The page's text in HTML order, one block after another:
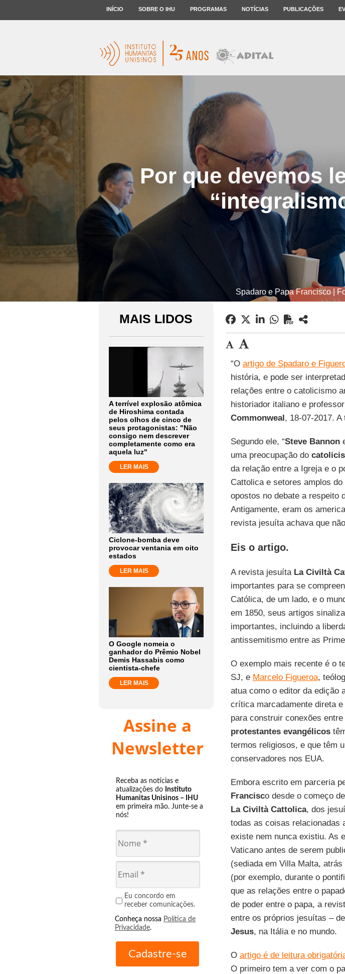
INÍCIO SOBRE O IHU PROGRAMAS NOTÍCIAS PUBLICAÇÕES
Por que devemos
Spadaro e Papa Francisco |
MAIS LIDOS
A terrível explosão atômica
de Hiroshima contada
pelos olhos de cinco de
seus protagonistas: "Não
consigo nem descrever
completamente como era
aquela luz"
LER MAIS
Ciclone-bomba deve
provocar ventania em oito
estados
LER MAIS
O Google nomeia o
ganhador do Prêmio Nobel
Demis Hassabis como
cientista-chefe
LER MAIS
Assine a
Newsletter
Receba as notícias e
atualizações do Instituto
Humanitas Unisinos – IHU
em primeira mão. Junte-se a
nós!
Eu concordo em
receber comunicações.
Conheça nossa Política de
Privacidade.
“O artigo de Spadaro e
história, e pode ser
relações entre o catolicismo
historiador italiano e
Commonweal, 18-07-2017.
Segundo ele, “Steve Bannon
uma preocupação do
da relação entre a Igreja e o
Cattolica e setores amplos
opostos no debate a respeito
Antigamente, eram os
revista jesuíta achava que
Eis o artigo.
A revista jesuíta La Civiltà
importantes para se
Católica, de um lado, e o
em 1850, seus artigos
importantes, incluindo a
antissemitismo entre as
O exemplo mais recente é o
SJ, e Marcelo Figueroa,
atua como o editor da edição
crítica marcadamente direta
para construir conexões entre
protestantes evangélicos
termos religiosos, e que têm
conservadores nos EUA.
Embora escrito em parceria
Francisco desde o começo
La Civiltà Cattolica, dos
todas as coisas relacionadas
existe nem nunca existiu. As
Vaticano antes de serem
(sediada em Villa Malta,
(por exemplo, durante o
que as relações entre o
de poder entre o papa, a
entre os próprios jesuítas –
Jesus, na Itália e no mundo.
O artigo é de leitura
O primeiro tem a ver com o